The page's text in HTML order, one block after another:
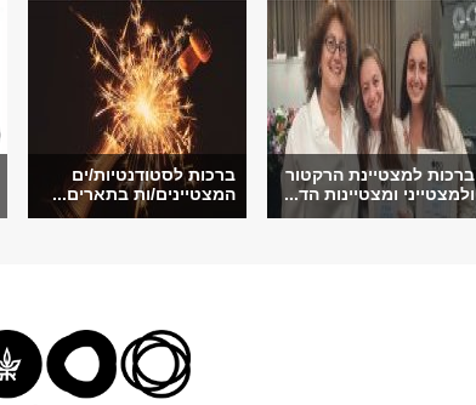
ברכות למצטיינת הרקטור
ולמצטייני ומצטיינות הד...
ברכות לסטודנטיות/ים
המצטיינים/ות בתארים...